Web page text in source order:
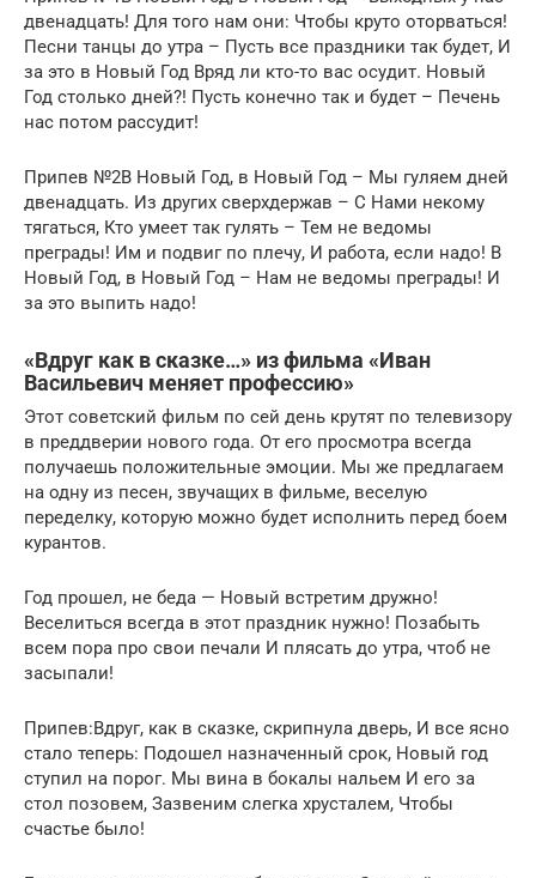
двенадцать! Для того нам они: Чтобы круто оторваться!
Песни танцы до утра – Пусть все праздники так будет, И
за это в Новый Год Вряд ли кто-то вас осудит. Новый
Год столько дней?! Пусть конечно так и будет – Печень
нас потом рассудит!
Припев №2В Новый Год, в Новый Год – Мы гуляем дней
двенадцать. Из других сверхдержав – С Нами некому
тягаться, Кто умеет так гулять – Тем не ведомы
преграды! Им и подвиг по плечу, И работа, если надо! В
Новый Год, в Новый Год – Нам не ведомы преграды! И
за это выпить надо!
«Вдруг как в сказке…» из фильма «Иван
Васильевич меняет профессию»
Этот советский фильм по сей день крутят по телевизору
в преддверии нового года. От его просмотра всегда
получаешь положительные эмоции. Мы же предлагаем
на одну из песен, звучащих в фильме, веселую
переделку, которую можно будет исполнить перед боем
курантов.
Год прошел, не беда — Новый встретим дружно!
Веселиться всегда в этот праздник нужно! Позабыть
всем пора про свои печали И плясать до утра, чтоб не
засыпали!
Припев:Вдруг, как в сказке, скрипнула дверь, И все ясно
стало теперь: Подошел назначенный срок, Новый год
ступил на порог. Мы вина в бокалы нальем И его за
стол позовем, Зазвеним слегка хрусталем, Чтобы
счастье было!